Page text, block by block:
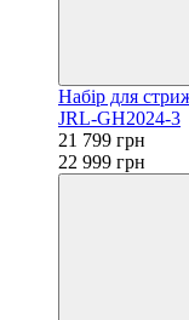
Набір для
JRL-GH2024-3
21 799 грн
22 999 грн